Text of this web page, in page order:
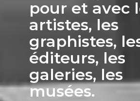
pour et avec
artistes, les
graphistes,
éditeurs, les
galeries, les
musées.